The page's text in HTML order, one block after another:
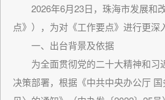
2026年6月23日，珠海市发展和改
点》），为对《工作要点》进行更
一、出台背景及依据
为全面贯彻党的二十大精神和习
决策部署，根据《中共中央办公厅